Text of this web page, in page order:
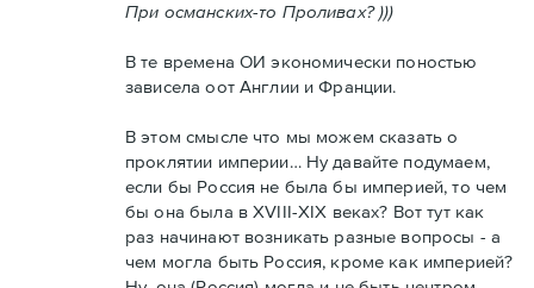
При османских-то Проливах? )))
В те времена ОИ экономически поностью
зависела оот Англии и Франции.
В этом смысле что мы можем сказать о
проклятии империи… Ну давайте подумаем,
если бы Россия не была бы империей, то чем
бы она была в XVIII-XIX веках? Вот тут как
раз начинают возникать разные вопросы - а
чем могла быть Россия, кроме как империей?